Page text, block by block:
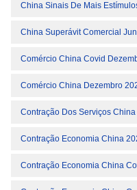
China Sinais De Mais
China Superávit Comercial
Comércio China Covid
Comércio China Dezembro
Contração Dos Serviços China
Contração Economia China
Contração Economia China